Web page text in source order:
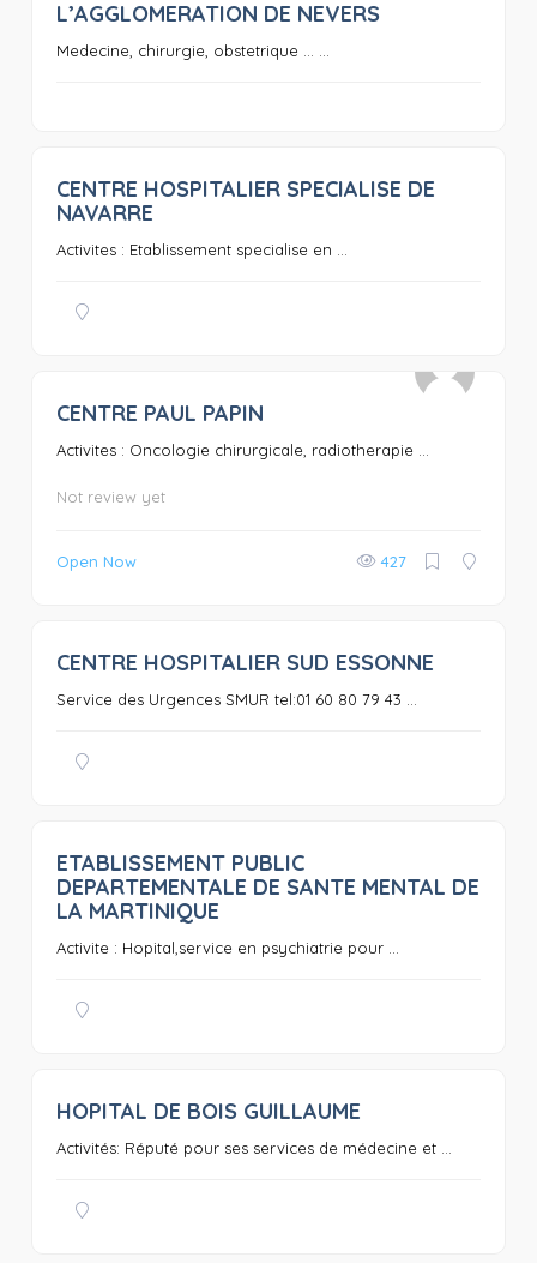
L’AGGLOMERATION DE NEVERS
Medecine, chirurgie, obstetrique … ...
0
CENTRE HOSPITALIER SPECIALISE DE
NAVARRE
Activites : Etablissement specialise en ...
CENTRE PAUL PAPIN
Activites : Oncologie chirurgicale, radiotherapie ...
Not review yet
Open Now 427
0
CENTRE HOSPITALIER SUD ESSONNE
Service des Urgences SMUR tel:01 60 80 79 43 ...
ETABLISSEMENT PUBLIC
DEPARTEMENTALE DE SANTE MENTAL DE
LA MARTINIQUE
Activite : Hopital,service en psychiatrie pour ...
HOPITAL DE BOIS GUILLAUME
Activités: Réputé pour ses services de médecine et ...